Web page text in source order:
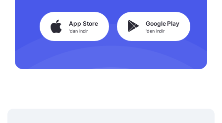
App Store
'dan indir
Google Play
'den indir